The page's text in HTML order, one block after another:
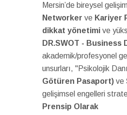
Mersin’de bireysel
Networker ve Kariyer
dikkat yönetimi ve
DR.SWOT - Business
akademik/profesyonel
unsurları, "Psikolojik
Götüren Pasaport) ve
gelişimsel engelleri
Prensip Olarak